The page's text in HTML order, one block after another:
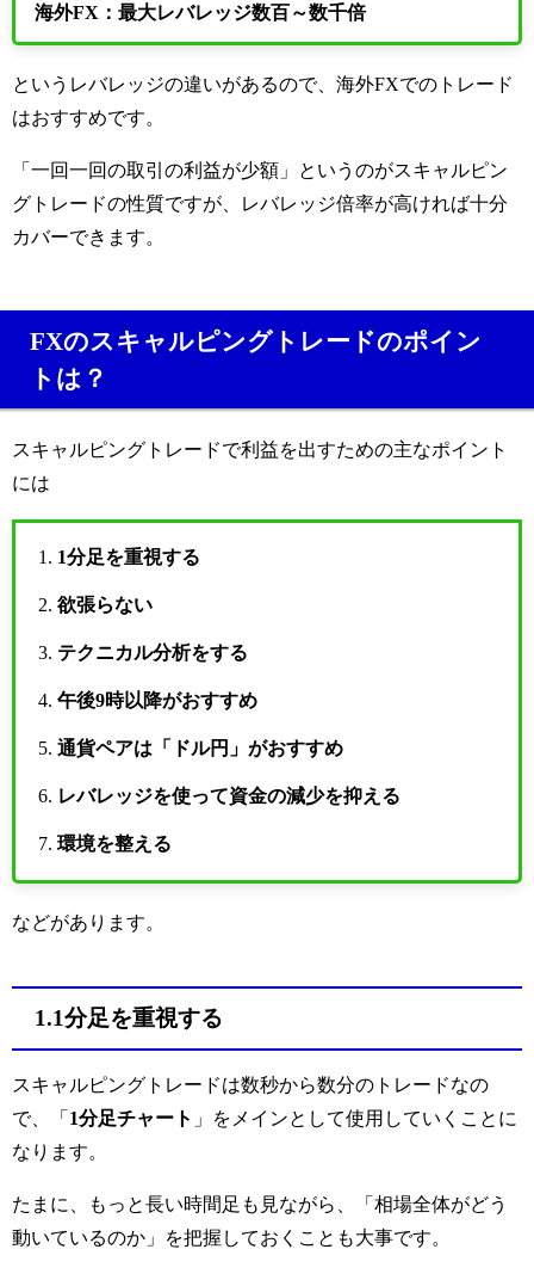
海外FX：最大レバレッジ数百～数千倍
というレバレッジの違いがあるので、海外FXでのトレード
はおすすめです。
「一回一回の取引の利益が少額」というのがスキャルピン
グトレードの性質ですが、レバレッジ倍率が高ければ十分
カバーできます。
FXのスキャルピングトレードのポイン
トは？
スキャルピングトレードで利益を出すための主なポイント
には
1分足を重視する
欲張らない
テクニカル分析をする
午後9時以降がおすすめ
通貨ペアは「ドル円」がおすすめ
レバレッジを使って資金の減少を抑える
環境を整える
などがあります。
1.1分足を重視する
スキャルピングトレードは数秒から数分のトレードなの
で、「 1分足チャート 」をメインとして使用していくことに
なります。
たまに、もっと長い時間足も見ながら、「相場全体がどう
動いているのか」を把握しておくことも大事です。